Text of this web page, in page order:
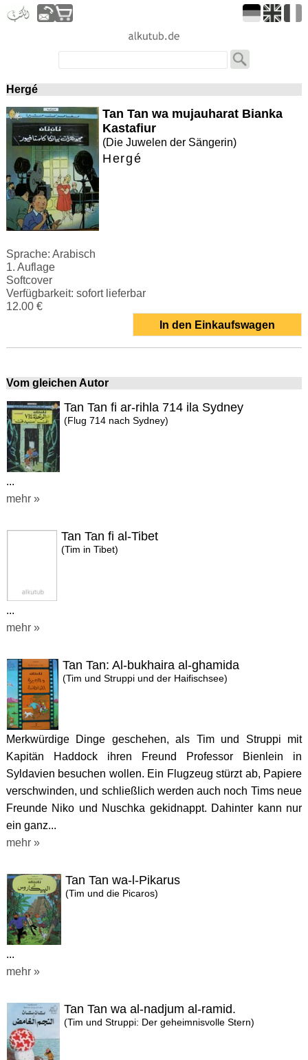
Hergé
Tan Tan wa mujauharat Bianka
Kastafiur
(Die Juwelen der Sängerin)
Hergé
Sprache: Arabisch
1. Auflage
Softcover
Verfügbarkeit: sofort lieferbar
12.00 €
In den Einkaufswagen
Vom gleichen Autor
Tan Tan fi ar-rihla 714 ila Sydney
(Flug 714 nach Sydney)
...
mehr »
Tan Tan fi al-Tibet
(Tim in Tibet)
...
mehr »
Tan Tan: Al-bukhaira al-ghamida
(Tim und Struppi und der Haifischsee)
Merkwürdige Dinge geschehen, als Tim und Struppi mit
Kapitän Haddock ihren Freund Professor Bienlein in
Syldavien besuchen wollen. Ein Flugzeug stürzt ab, Papiere
verschwinden, und schließlich werden auch noch Tims neue
Freunde Niko und Nuschka gekidnappt. Dahinter kann nur
ein ganz...
mehr »
Tan Tan wa-l-Pikarus
(Tim und die Picaros)
...
mehr »
Tan Tan wa al-nadjum al-ramid.
(Tim und Struppi: Der geheimnisvolle Stern)